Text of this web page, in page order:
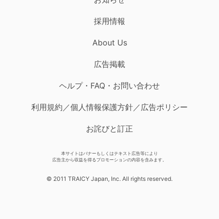
採用情報
About Us
広告掲載
ヘルプ・FAQ・お問い合わせ
利用規約／個人情報保護方針／広告ポリシー
お詫びと訂正
本サイトはバナーもしくはテキスト広告等により
広告主から収益を得るプロモーションの内容を含みます。
© 2011 TRAICY Japan, Inc. All rights reserved.